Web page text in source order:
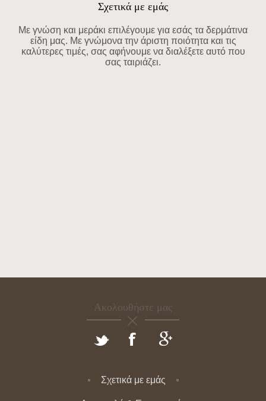
Σχετικά με εμάς
Με γνώση και μεράκι επιλέγουμε για εσάς τα δερμάτινα
είδη μας. Με γνώμονα την άριστη ποιότητα και τις
καλύτερες τιμές, σας αφήνουμε να διαλέξετε αυτό που
σας ταιριάζει.
Ακολουθήστε μας
Σχετικά με εμάς